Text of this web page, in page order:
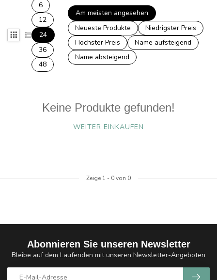
6
12
24
36
48
Am meisten angesehen
Neueste Produkte
Niedrigster Preis
Höchster Preis
Name aufsteigend
Name absteigend
Keine Produkte gefunden!
WEITER EINKAUFEN
Zeige 1 - 0von 0
Abonnieren Sie unseren Newsletter
Bleibe auf dem Laufenden mit unseren Newsletter-Angeboten